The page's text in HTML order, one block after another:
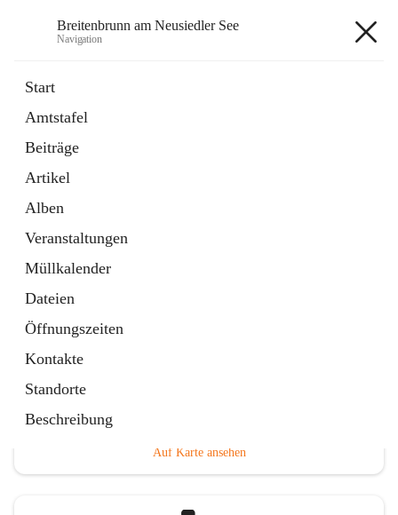
Breitenbrunn am Neusiedler See
Navigation
Start
Amtstafel
Beiträge
Artikel
Alben
Veranstaltungen
Müllkalender
Dateien
Öffnungszeiten
Kontakte
Standorte
Beschreibung
18 Schnellzugriffe
Gemeindeservice
Auf Karte ansehen